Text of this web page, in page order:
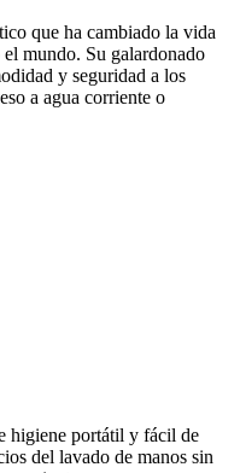
que ha cambiado la vida
mundo. Su galardonado
y seguridad a los
a agua corriente o
higiene portátil y fácil de
del lavado de manos sin